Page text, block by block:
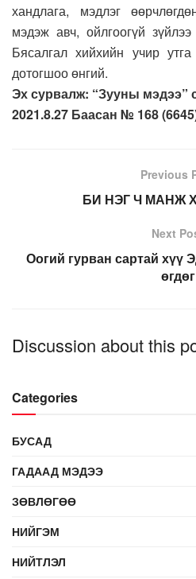
хандлага, мэдлэг
мэдэж авч, ойлгоогүй
Бясалгал хийхийн учир
дотогшоо өнгий.
Эх сурвалж: “Зууны мэдээ”
2021.8.27 Баасан № 168
Previous
БИ НЭГ Ч МАНЖ
Next
Оогий гурван сартай хүү
өгдөг
Discussion about this
Categories
БУСАД
ГАДААД МЭДЭЭ
ЗӨВЛӨГӨӨ
НИЙГЭМ
НИЙТЛЭЛ